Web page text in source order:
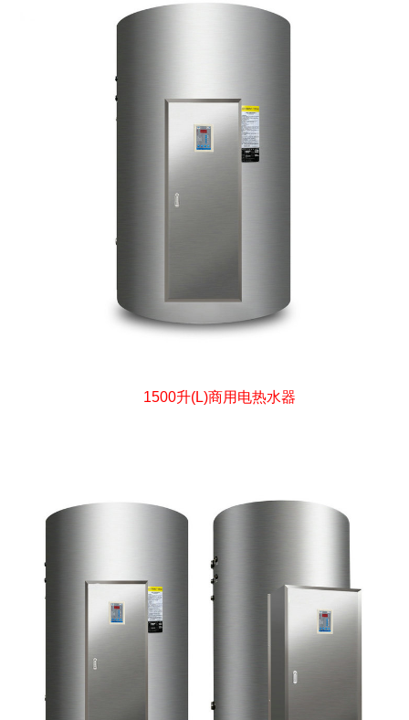
1500升(L)商用电热水器